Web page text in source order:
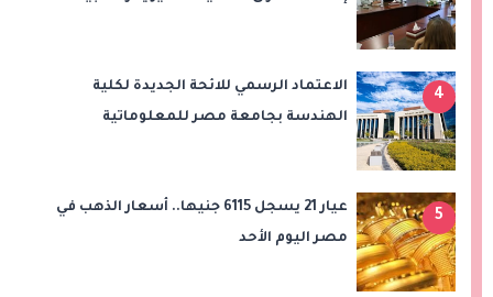
4
الاعتماد الرسمي للائحة الجديدة لكلية
الهندسة بجامعة مصر للمعلوماتية
5
عيار 21 يسجل 6115 جنيها.. أسعار الذهب في
مصر اليوم الأحد